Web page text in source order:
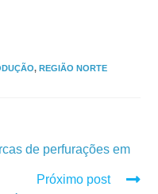
, REGIÃO NORTE
de perfurações em
Próximo post